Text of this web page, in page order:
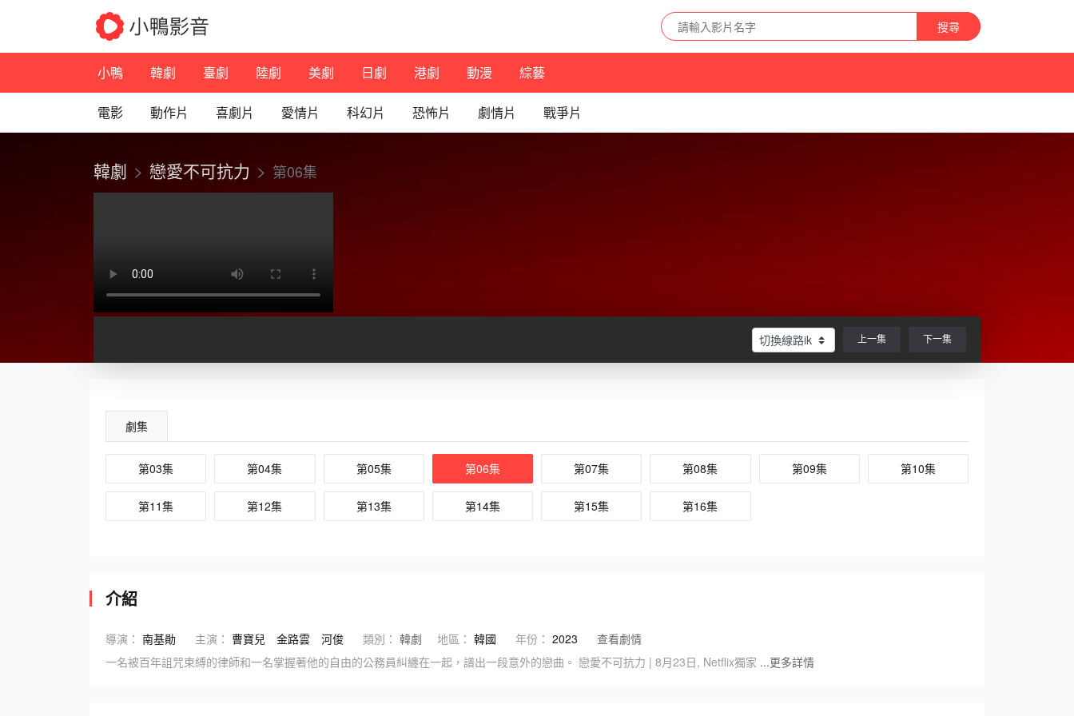
搜尋
小鴨 韓劇 臺劇 陸劇 美劇 日劇 港劇 動漫 綜藝
電影 動作片 喜劇片 愛情片 科幻片 恐怖片 劇情片 戰爭片
韓劇 戀愛不可抗力 第06集
上一集 下一集
劇集
第03集 第04集 第05集 第06集 第07集 第08集 第09集 第10集
第11集 第12集 第13集 第14集 第15集 第16集
介紹
導演： 南基勛 主演： 曹寶兒 金路雲 河俊 類別： 韓劇 地區： 韓國 年份： 2023
查看劇情
一名被百年詛咒束縛的律師和一名掌握著他的自由的公務員糾纏在一起，譜出一段意外的戀曲。 戀愛不可抗力 | 8月23日, Netflix獨家 ...更多詳情